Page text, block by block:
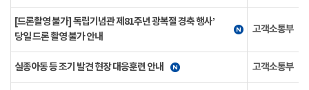
[드론촬영 불가] 독립기념관 제81주년 광복절 경축 행사’
당일 드론 촬영 불가 안내
고객소통부
실종아동 등 조기 발견 현장 대응훈련 안내 고객소통부